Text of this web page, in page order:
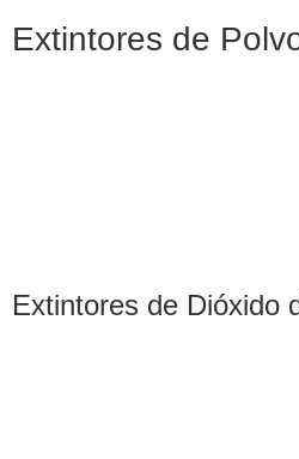
Extintores de
Extintores de Dióxido